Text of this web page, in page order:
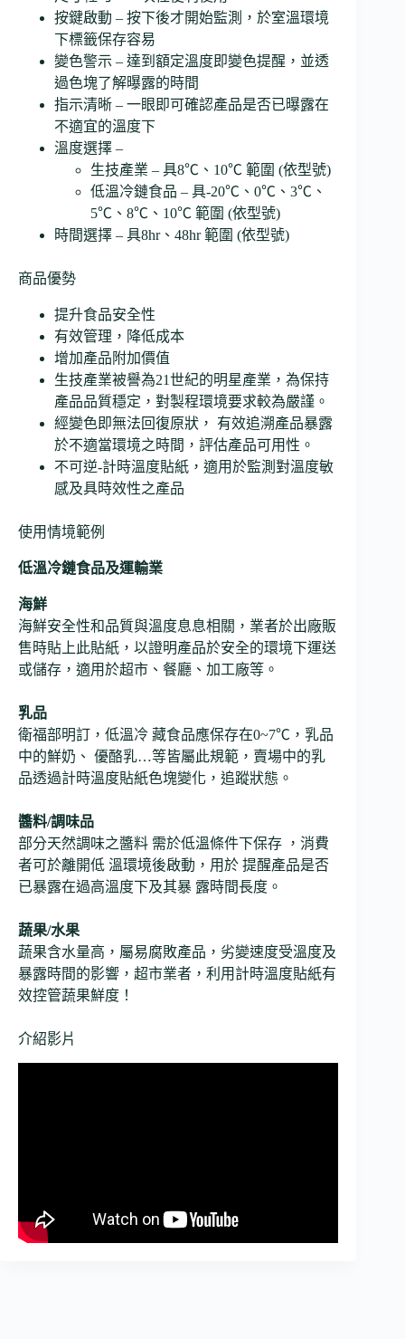
按鍵啟動 – 按下後才開始監測，於室溫環境
下標籤保存容易
變色警示 – 達到額定溫度即變色提醒，並透
過色塊了解曝露的時間
指示清晰 – 一眼即可確認產品是否已曝露在
不適宜的溫度下
溫度選擇 –
生技產業 – 具8℃、10℃ 範圍 (依型號)
低溫冷鏈食品 – 具-20℃、0℃、3℃、
5℃、8℃、10℃ 範圍 (依型號)
時間選擇 – 具8hr、48hr 範圍 (依型號)
商品優勢
提升食品安全性
有效管理，降低成本
增加產品附加價值
生技產業被譽為21世紀的明星產業，為保持
產品品質穩定，對製程環境要求較為嚴謹。
經變色即無法回復原狀， 有效追溯產品暴露
於不適當環境之時間，評估產品可用性。
不可逆-計時溫度貼紙，適用於監測對溫度敏
感及具時效性之產品
使用情境範例
低溫冷鏈食品及運輸業
海鮮
海鮮安全性和品質與溫度息息相關，業者於出廠販
售時貼上此貼紙，以證明產品於安全的環境下運送
或儲存，適用於超市、餐廳、加工廠等。
乳品
衛福部明訂，低溫冷 藏食品應保存在0~7℃，乳品
中的鮮奶、 優酪乳…等皆屬此規範，賣場中的乳
品透過計時溫度貼紙色塊變化，追蹤狀態。
醬料/調味品
部分天然調味之醬料 需於低溫條件下保存 ，消費
者可於離開低 溫環境後啟動，用於 提醒產品是否
已暴露在過高溫度下及其暴 露時間長度。
蔬果/水果
蔬果含水量高，屬易腐敗產品，劣變速度受溫度及
暴露時間的影響，超市業者，利用計時溫度貼紙有
效控管蔬果鮮度！
介紹影片